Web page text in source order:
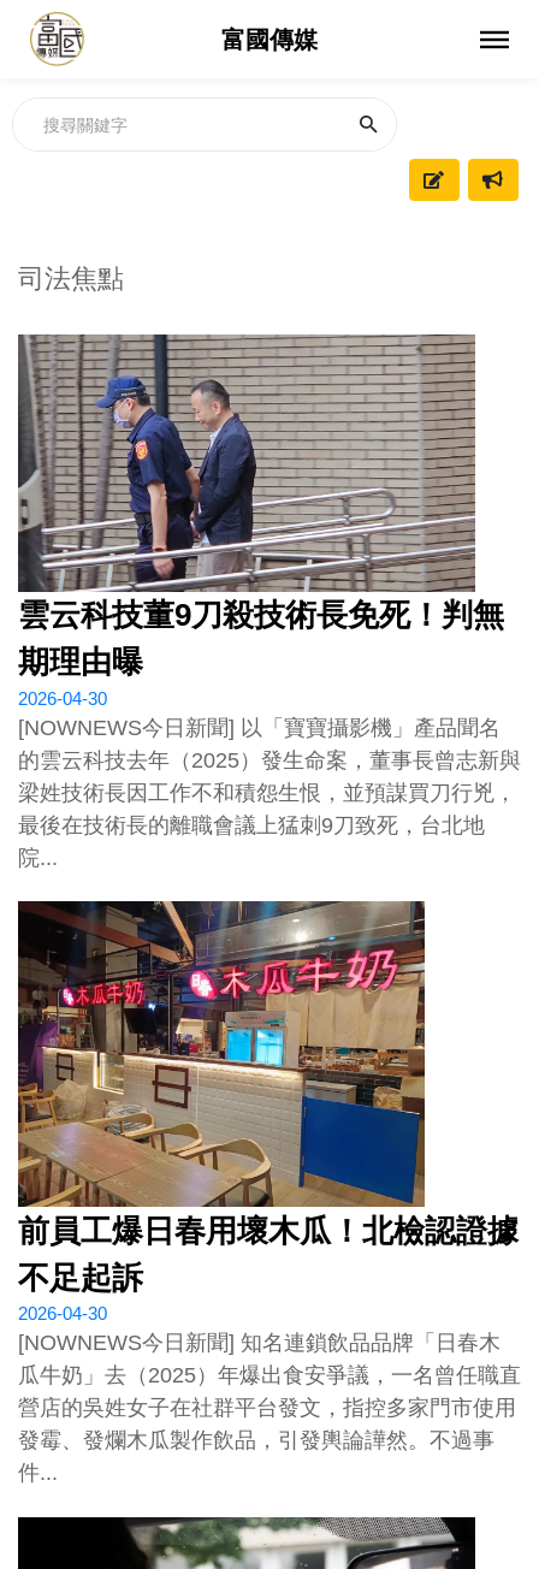
富國傳媒
司法焦點
雲云科技董9刀殺技術長免死！判無
期理由曝
2026-04-30
[NOWNEWS今日新聞] 以「寶寶攝影機」產品聞名
的雲云科技去年（2025）發生命案，董事長曾志新與
梁姓技術長因工作不和積怨生恨，並預謀買刀行兇，
最後在技術長的離職會議上猛刺9刀致死，台北地
院...
前員工爆日春用壞木瓜！北檢認證據
不足起訴
2026-04-30
[NOWNEWS今日新聞] 知名連鎖飲品品牌「日春木
瓜牛奶」去（2025）年爆出食安爭議，一名曾任職直
營店的吳姓女子在社群平台發文，指控多家門市使用
發霉、發爛木瓜製作飲品，引發輿論譁然。不過事
件...